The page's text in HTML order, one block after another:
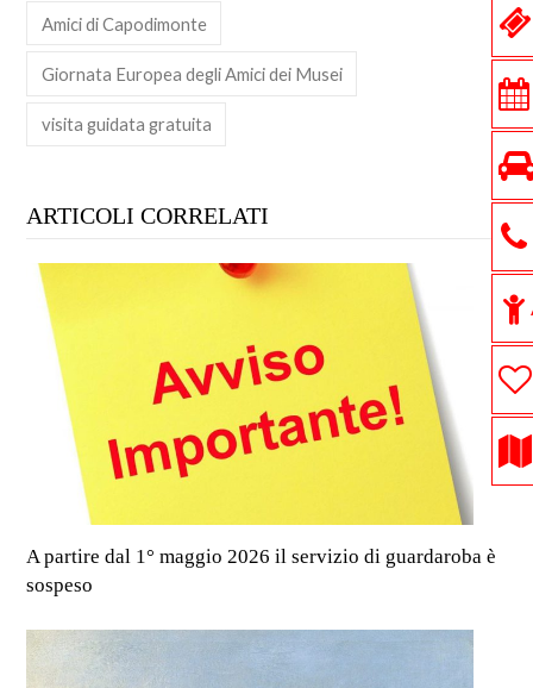
Amici di Capodimonte
Giornata Europea degli Amici dei Musei
visita guidata gratuita
ARTICOLI CORRELATI
A partire dal 1° maggio 2026 il servizio di guardaroba è
sospeso